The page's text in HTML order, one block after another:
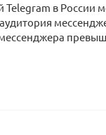
в России